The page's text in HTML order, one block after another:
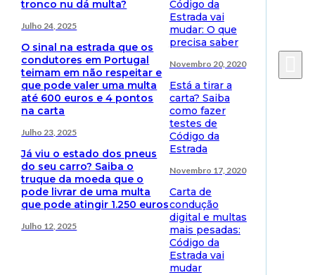
tronco nu dá multa?
Julho 24, 2025
O sinal na estrada que os
condutores em Portugal
teimam em não respeitar e
que pode valer uma multa
até 600 euros e 4 pontos
na carta
Julho 23, 2025
Já viu o estado dos pneus
do seu carro? Saiba o
truque da moeda que o
pode livrar de uma multa
que pode atingir 1.250 euros
Julho 12, 2025
Código da
Estrada vai
mudar: O que
precisa saber
Novembro 20, 2020
Está a tirar a
carta? Saiba
como fazer
testes de
Código da
Estrada
Novembro 17, 2020
Carta de
condução
digital e multas
mais pesadas:
Código da
Estrada vai
mudar